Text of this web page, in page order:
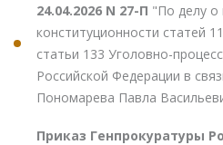
24.04.2026 N 27-П "По делу о
конституционности статей
статьи 133 Уголовно-
Российской Федерации в
Пономарева Павла
Приказ Генпрокуратуры